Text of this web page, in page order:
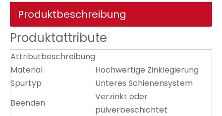
Produktbeschreibung
Produktattribute
Attributbeschreibung
Material
Hochwertige Zinklegierung
Spurtyp
Unteres Schienensystem
Beenden
Verzinkt oder
pulverbeschichtet